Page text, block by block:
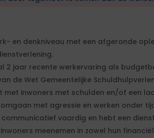
en denkniveau met een afgeronde
2 jaar recente werkervaring als
de Wet Gemeentelijke
met inwoners met schulden en/of een
met agressie en werken onder
vaardig en hebt een
meenemen in zowel hun